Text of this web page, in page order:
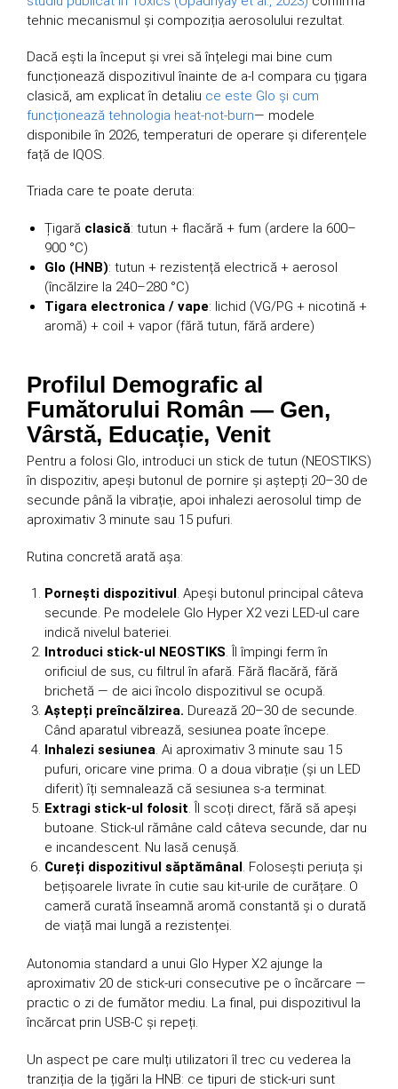
tehnic mecanismul și compoziția aerosolului rezultat.
Dacă ești la început și vrei să înțelegi mai bine cum
funcționează dispozitivul înainte de a-l compara cu țigara
clasică, am explicat în detaliu ce este Glo și cum
funcționează tehnologia heat-not-burn— modele
disponibile în 2026, temperaturi de operare și diferențele
față de IQOS.
Triada care te poate deruta:
Țigară clasică: tutun + flacără + fum (ardere la 600–
900 °C)
Glo (HNB): tutun + rezistență electrică + aerosol
(încălzire la 240–280 °C)
Tigara electronica / vape: lichid (VG/PG + nicotină +
aromă) + coil + vapor (fără tutun, fără ardere)
Profilul Demografic al
Fumătorului Român — Gen,
Vârstă, Educație, Venit
Pentru a folosi Glo, introduci un stick de tutun (NEOSTIKS)
în dispozitiv, apeși butonul de pornire și aștepți 20–30 de
secunde până la vibrație, apoi inhalezi aerosolul timp de
aproximativ 3 minute sau 15 pufuri.
Rutina concretă arată așa:
Pornești dispozitivul. Apeși butonul principal câteva
secunde. Pe modelele Glo Hyper X2 vezi LED-ul care
indică nivelul bateriei.
Introduci stick-ul NEOSTIKS. Îl împingi ferm în
orificiul de sus, cu filtrul în afară. Fără flacără, fără
brichetă — de aici încolo dispozitivul se ocupă.
Aștepți preîncălzirea. Durează 20–30 de secunde.
Când aparatul vibrează, sesiunea poate începe.
Inhalezi sesiunea. Ai aproximativ 3 minute sau 15
pufuri, oricare vine prima. O a doua vibrație (și un LED
diferit) îți semnalează că sesiunea s-a terminat.
Extragi stick-ul folosit. Îl scoți direct, fără să apeși
butoane. Stick-ul rămâne cald câteva secunde, dar nu
e incandescent. Nu lasă cenușă.
Cureți dispozitivul săptămânal. Folosești periuța și
bețișoarele livrate în cutie sau kit-urile de curățare. O
cameră curată înseamnă aromă constantă și o durată
de viață mai lungă a rezistenței.
Autonomia standard a unui Glo Hyper X2 ajunge la
aproximativ 20 de stick-uri consecutive pe o încărcare —
practic o zi de fumător mediu. La final, pui dispozitivul la
încărcat prin USB-C și repeți.
Un aspect pe care mulți utilizatori îl trec cu vederea la
tranziția de la țigări la HNB: ce tipuri de stick-uri sunt